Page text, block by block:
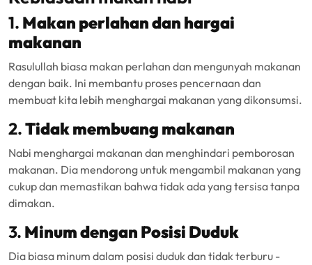
1. Makan perlahan dan hargai
makanan
Rasulullah biasa makan perlahan dan mengunyah makanan
dengan baik. Ini membantu proses pencernaan dan
membuat kita lebih menghargai makanan yang dikonsumsi.
2.Tidak membuang makanan
Nabi menghargai makanan dan menghindari pemborosan
makanan. Dia mendorong untuk mengambil makanan yang
cukup dan memastikan bahwa tidak ada yang tersisa tanpa
dimakan.
3. Minum dengan Posisi Duduk
Dia biasa minum dalam posisi duduk dan tidak terburu -